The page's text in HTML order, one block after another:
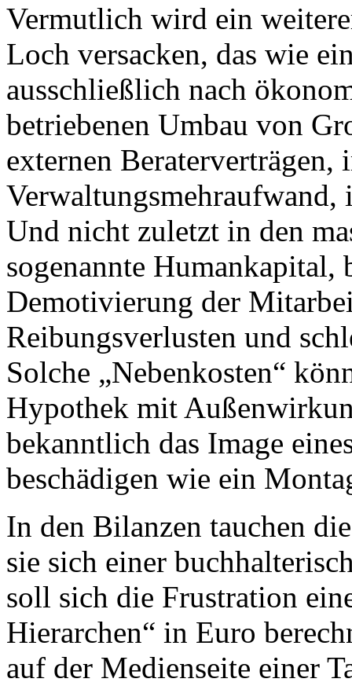
Vermutlich wird ein
Loch versacken, das wie
ausschließlich nach
betriebenen Umbau von
externen Beraterverträgen,
Verwaltungsmehraufwand,
Und nicht zuletzt in den
sogenannte Humankapital,
Demotivierung der
Reibungsverlusten und
Solche „Nebenkosten“
Hypothek mit
bekanntlich das Image
beschädigen wie ein
In den Bilanzen tauchen
sie sich einer
soll sich die Frustration
Hierarchen“ in Euro
auf der Medienseite einer